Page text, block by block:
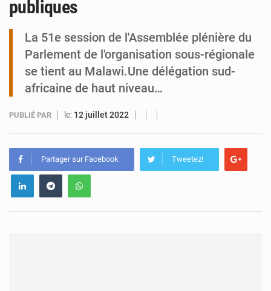
publiques
La 51e session de l'Assemblée plénière du
Parlement de l'organisation sous-régionale
se tient au Malawi.Une délégation sud-
africaine de haut niveau…
PUBLIÉ PAR le: 12 juillet 2022
Partager sur Facebook Tweetez!